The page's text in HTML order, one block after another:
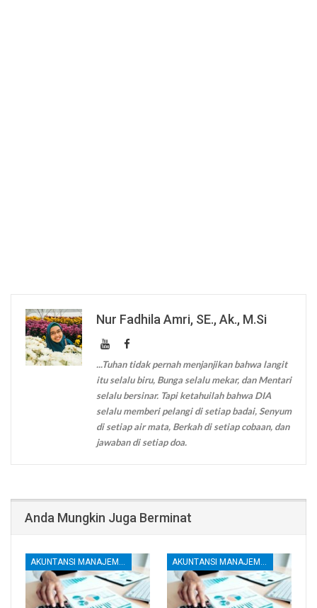
Nur Fadhila Amri, SE., Ak., M.Si
...Tuhan tidak pernah menjanjikan bahwa langit
itu selalu biru, Bunga selalu mekar, dan Mentari
selalu bersinar. Tapi ketahuilah bahwa DIA
selalu memberi pelangi di setiap badai, Senyum
di setiap air mata, Berkah di setiap cobaan, dan
jawaban di setiap doa.
Anda Mungkin Juga Berminat
AKUNTANSI MANAJEMEN DAN BIAYA AKUNTANSI MANAJEMEN DAN BIAYA